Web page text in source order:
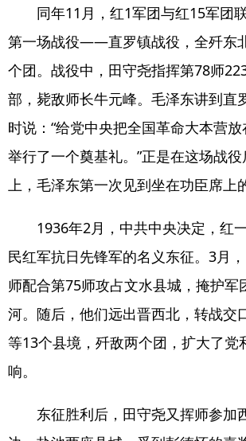
同年11月，红1军团与红15军团
第一场战役——直罗镇战役，全歼东
个团。战役中，田守尧指挥第78师
部，毙敌师长牛元峰。毛泽东讲到直
时说：“给党中央把全国革命大本营放
举行了一个奠基礼。”正是在这场战
上，毛泽东第一次见到坐在功臣席上
1936年2月，中共中央决定，红
民红军抗日先锋军的名义东征。3月
师配合第75师攻占文水县城，掩护军
河。随后，他们远出晋西北，转战交
等13个县境，歼敌两个团，扩大了党
响。
东征胜利后，田守尧又挥师参加